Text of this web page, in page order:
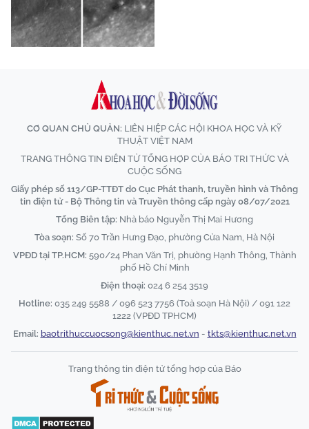
CƠ QUAN CHỦ QUẢN: LIÊN HIỆP CÁC HỘI KHOA HỌC VÀ KỸ
THUẬT VIỆT NAM
TRANG THÔNG TIN ĐIỆN TỬ TỔNG HỢP CỦA BÁO TRI THỨC VÀ
CUỘC SỐNG
Giấy phép số 113/GP-TTĐT do Cục Phát thanh, truyền hình và Thông
tin điện tử - Bộ Thông tin và Truyền thông cấp ngày 08/07/2021
Tổng Biên tập: Nhà báo Nguyễn Thị Mai Hương
Tòa soạn: Số 70 Trần Hưng Đạo, phường Cửa Nam, Hà Nội
VPĐD tại TP.HCM: 590/24 Phan Văn Trị, phường Hạnh Thông, Thành
phố Hồ Chí Minh
Điện thoại: 024 6 254 3519
Hotline: 035 249 5588 / 096 523 7756 (Toà soạn Hà Nội) / 091 122
1222 (VPĐD TPHCM)
Email: baotrithuccuocsong@kienthuc.net.vn - tkts@kienthuc.net.vn
Trang thông tin điện tử tổng hợp của Báo